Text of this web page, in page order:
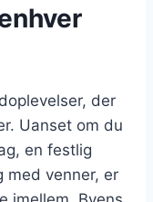
der
Uanset om du
en festlig
med venner, er